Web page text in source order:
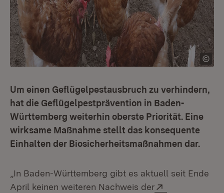
Um einen Geflügelpestausbruch zu verhindern,
hat die Geflügelpestprävention in Baden-
Württemberg weiterhin oberste Priorität. Eine
wirksame Maßnahme stellt das konsequente
Einhalten der Biosicherheitsmaßnahmen dar.
„In Baden-Württemberg gibt es aktuell seit Ende
April keinen weiteren Nachweis der